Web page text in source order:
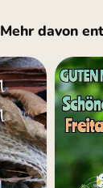
Mehr davon